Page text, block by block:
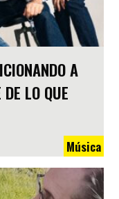
A
LO QUE
Música